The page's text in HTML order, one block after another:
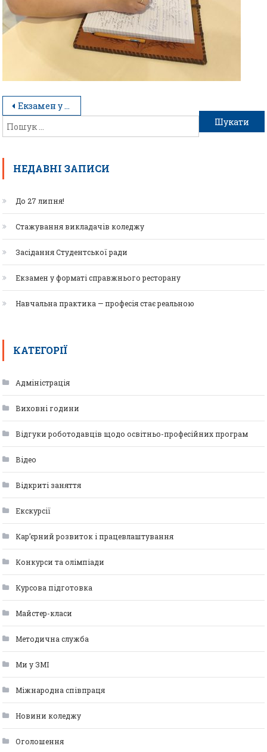
Екзамен у форматі справжнього ресторану
НЕДАВНІ ЗАПИСИ
До 27 липня!
Стажування викладачів коледжу
Засідання Студентської ради
Екзамен у форматі справжнього ресторану
Навчальна практика — професія стає реальною
КАТЕГОРІЇ
Адміністрація
Виховні години
Відгуки роботодавців щодо освітньо-професійних програм
Відео
Відкриті заняття
Екскурсії
Кар’єрний розвиток і працевлаштування
Конкурси та олімпіади
Курсова підготовка
Майстер-класи
Методична служба
Ми у ЗМІ
Міжнародна співпраця
Новини коледжу
Оголошення